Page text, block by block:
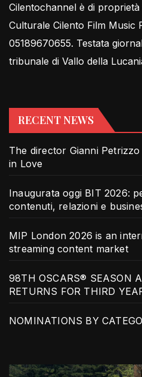
Cilentochannel è di
Culturale Cilento Film Music
05189670655. Testata
tribunale di Vallo della
RECENT NEWS
The director Gianni
in Love
Inaugurata oggi BIT 2026:
contenuti, relazioni e
MIP London 2026 is an
streaming content market
98TH OSCARS® SEASON
RETURNS FOR THIRD
NOMINATIONS BY